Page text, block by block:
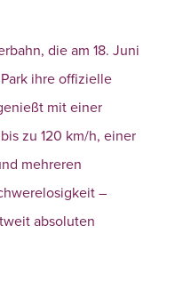
die am 18. Juni
ihre offizielle
mit einer
zu 120 km/h, einer
mehreren
–
absoluten